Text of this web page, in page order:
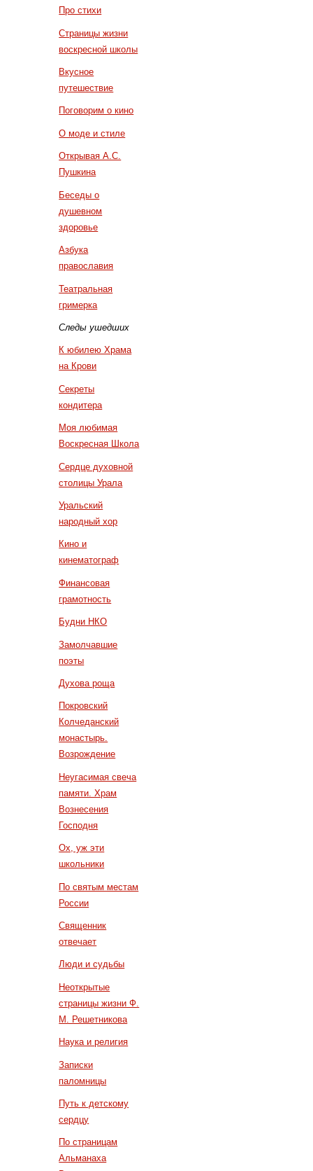
Про стихи
Страницы жизни
воскресной школы
Вкусное
путешествие
Поговорим о кино
О моде и стиле
Открывая А.С.
Пушкина
Беседы о
душевном
здоровье
Азбука
православия
Театральная
гримерка
Следы ушедших
К юбилею Храма
на Крови
Секреты
кондитера
Моя любимая
Воскресная Школа
Сердце духовной
столицы Урала
Уральский
народный хор
Кино и
кинематограф
Финансовая
грамотность
Будни НКО
Замолчавшие
поэты
Духова роща
Покровский
Колчеданский
монастырь.
Возрождение
Неугасимая свеча
памяти. Храм
Вознесения
Господня
Ох, уж эти
школьники
По святым местам
России
Священник
отвечает
Люди и судьбы
Неоткрытые
страницы жизни Ф.
М. Решетникова
Наука и религия
Записки
паломницы
Путь к детскому
сердцу
По страницам
Альманаха